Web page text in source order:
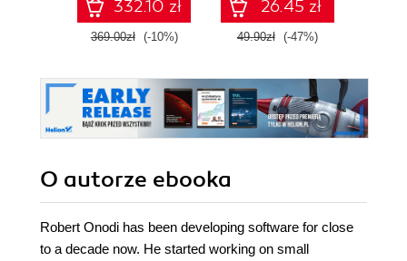
332.10 zł
369.00zł (-10%)
26.45 zł
49.90zł (-47%)
O autorze ebooka
Robert Onodi has been developing software for close
to a decade now. He started working on small